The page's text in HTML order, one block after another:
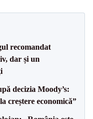
recomandat
dar și un
decizia Moody’s:
creștere economică”